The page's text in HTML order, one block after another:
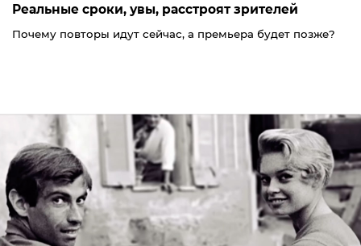
Реальные сроки, увы, расстроят зрителей
Почему повторы идут сейчас, а премьера будет позже?